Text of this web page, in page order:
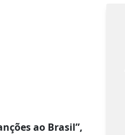
ao Brasil”,